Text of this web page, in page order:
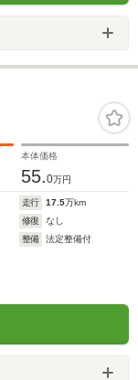
本体価格
55.0万円
走行 17.5万km
修復
なし
整備
法定整備付